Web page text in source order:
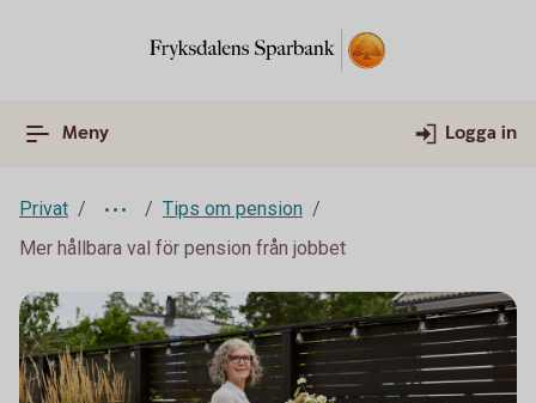
Meny Logga in
Privat
Tips om pension
Mer hållbara val för pension från jobbet